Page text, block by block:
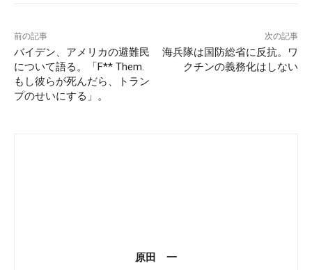
前の記事
バイデン、アメリカの避難民
について語る。「F** Them.
もし彼らが死んだら、トラン
プのせいにする」。
次の記事
海兵隊は国防総省に反抗。ワ
クチンの義務化はしない
原田 一